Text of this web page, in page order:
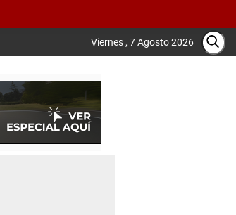
Viernes , 7 Agosto 2026